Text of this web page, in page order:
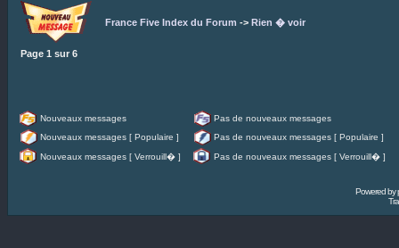
France Five Index du Forum -> Rien � voir
Page 1 sur 6
Nouveaux messages
Pas de nouveaux messages
Nouveaux messages [ Populaire ]
Pas de nouveaux messages [ Populaire ]
Nouveaux messages [ Verrouill� ]
Pas de nouveaux messages [ Verrouill� ]
Powered by